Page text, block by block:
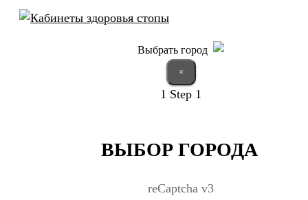
Выбрать город
×
1 Step 1
ВЫБОР ГОРОДА
reCaptcha v3